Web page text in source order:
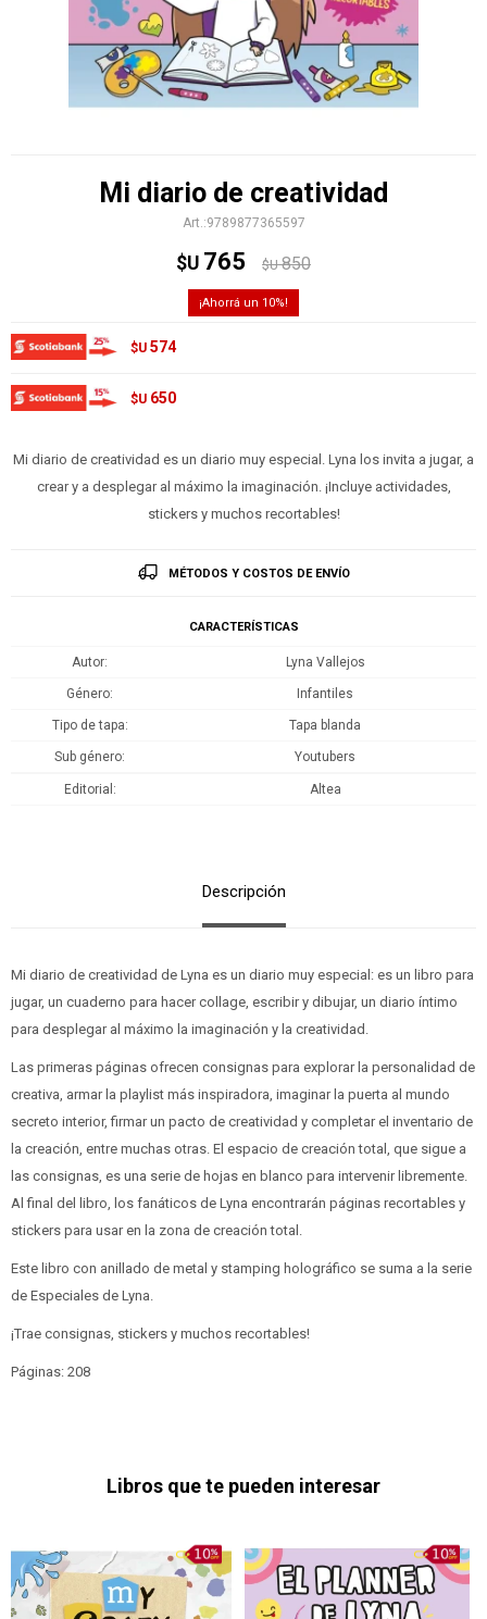
Mi diario de creatividad
9789877365597
$U 765 $U 850
10
$U 574
$U 650
Mi diario de creatividad es un diario muy especial. Lyna los invita a jugar, a
crear y a desplegar al máximo la imaginación. ¡Incluye actividades,
stickers y muchos recortables!
MÉTODOS Y COSTOS DE ENVÍO
CARACTERÍSTICAS
Autor Lyna Vallejos
Género Infantiles
Tipo de tapa Tapa blanda
Sub género Youtubers
Editorial Altea
Descripción
Mi diario de creatividad de Lyna es un diario muy especial: es un libro para
jugar, un cuaderno para hacer collage, escribir y dibujar, un diario íntimo
para desplegar al máximo la imaginación y la creatividad.
Las primeras páginas ofrecen consignas para explorar la personalidad de
creativa, armar la playlist más inspiradora, imaginar la puerta al mundo
secreto interior, firmar un pacto de creatividad y completar el inventario de
la creación, entre muchas otras. El espacio de creación total, que sigue a
las consignas, es una serie de hojas en blanco para intervenir libremente.
Al final del libro, los fanáticos de Lyna encontrarán páginas recortables y
stickers para usar en la zona de creación total.
Este libro con anillado de metal y stamping holográfico se suma a la serie
de Especiales de Lyna.
¡Trae consignas, stickers y muchos recortables!
Páginas: 208
Libros que te pueden interesar